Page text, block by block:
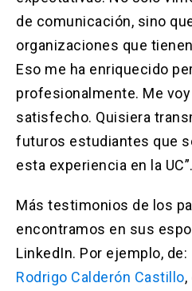
de comunicación, sino
organizaciones que
Eso me ha enriquecido
profesionalmente. Me
satisfecho. Quisiera
futuros estudiantes que
esta experiencia en la UC”.
Más testimonios de los
encontramos en sus
LinkedIn. Por ejemplo, de:
Rodrigo Calderón Castillo